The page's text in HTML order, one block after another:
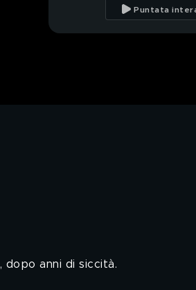
Puntata
dopo anni di siccità.